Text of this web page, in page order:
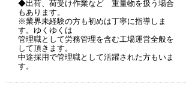
◆出荷、荷受け作業など 重量物を扱う場合
もあります。
※業界未経験の方も初めは丁寧に指導しま
す。ゆくゆくは
管理職として労務管理を含む工場運営全般を
して頂きます。
中途採用で管理職として活躍された方もいま
す。